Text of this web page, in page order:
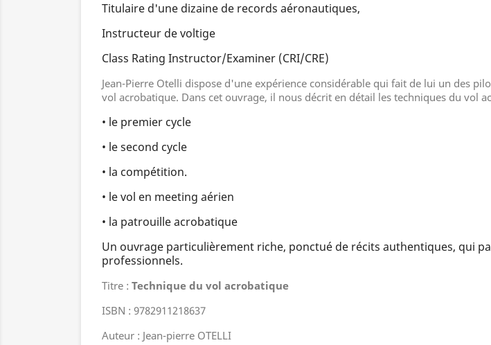
Titulaire d'une dizaine de records aéronautiques,
Instructeur de voltige
Class Rating Instructor/Examiner (CRI/CRE)
Jean-Pierre Otelli dispose d'une expérience considérable qui fait de lui un des
vol acrobatique. Dans cet ouvrage, il nous décrit en détail les techniques du vol
• le premier cycle
• le second cycle
• la compétition.
• le vol en meeting aérien
• la patrouille acrobatique
Un ouvrage particulièrement riche, ponctué de récits authentiques, qui
professionnels.
Titre : Technique du vol acrobatique
ISBN : 9782911218637
Auteur : Jean-pierre OTELLI